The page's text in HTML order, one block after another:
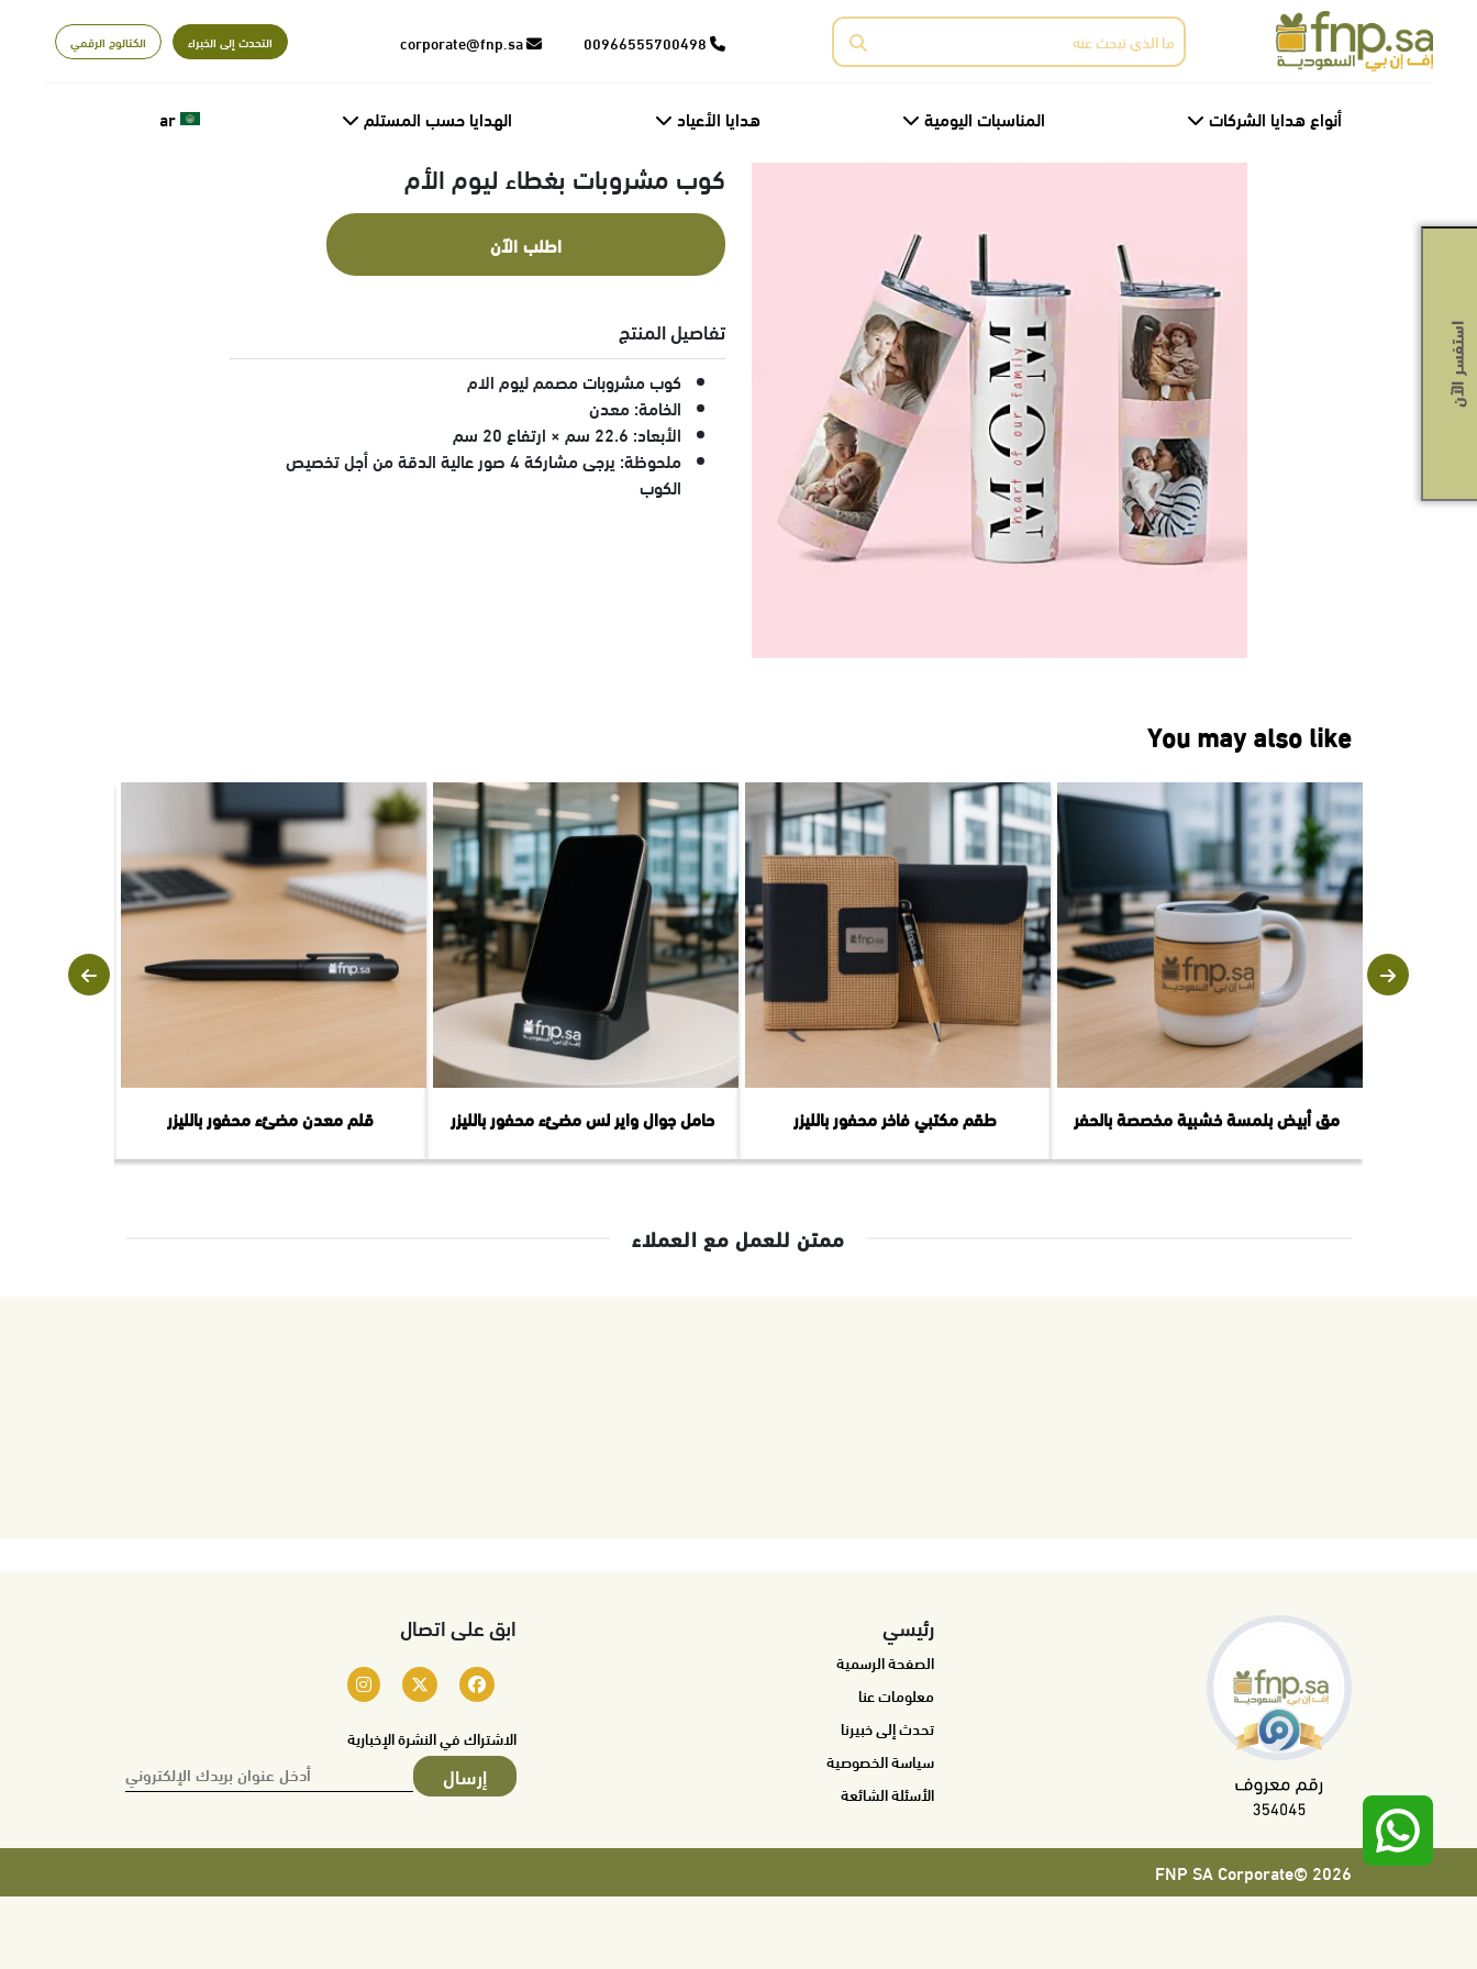
استفسر الآن
البحث
عن:
التحدث إلى الخبراء الكتالوج الرقمي
أنواع هدايا الشركات المناسبات اليومية هدايا الأعياد الهدايا حسب المستلم ar
كوب مشروبات بغطاء ليوم الأم
اطلب الآن
تفاصيل المنتج
كوب مشروبات مصمم ليوم الام
الخامة: معدن
الأبعاد: 22.6 سم × ارتفاع 20 سم
ملحوظة: يرجى مشاركة 4 صور عالية الدقة من أجل تخصيص
الكوب
You may also like
مق أبيض بلمسة خشبية مخصصة بالحفر طقم مكتبي فاخر محفور بالليزر حامل جوال واير لس مضئء محفور بالليزر قلم معدن مضئء محفور بالليزر
ممتن للعمل مع العملاء
رئيسي
الصفحة الرسمية
معلومات عنا
تحدث إلى خبيرنا
سياسة الخصوصية
الأسئلة الشائعة
ابق على اتصال
الاشتراك في النشرة الإخبارية
2026 ©FNP SA Corporate